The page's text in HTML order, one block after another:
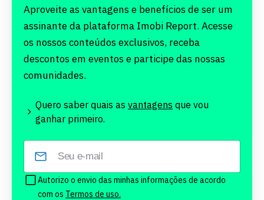
Aproveite as vantagens e benefícios de ser um
assinante da plataforma Imobi Report. Acesse
os nossos conteúdos exclusivos, receba
descontos em eventos e participe das nossas
comunidades.
Quero saber quais as vantagens que vou
ganhar primeiro.
Autorizo o envio das minhas informações de acordo
com os Termos de uso.